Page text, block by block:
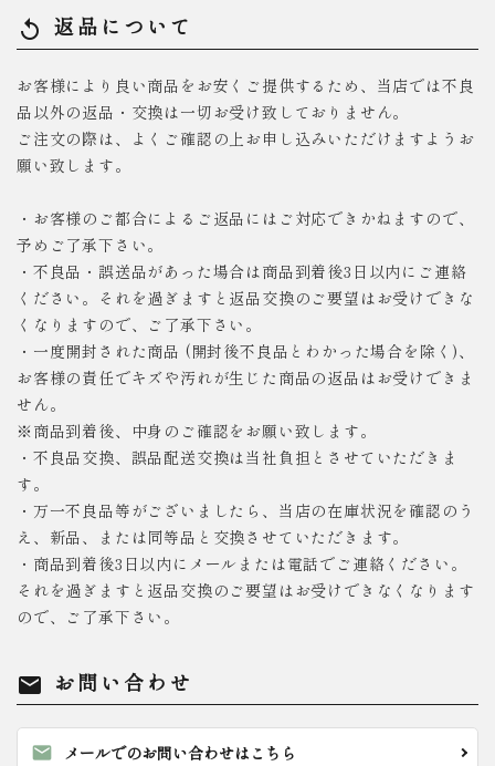
replay 返品について
お客様により良い商品をお安くご提供するため、当店では不良
品以外の返品・交換は一切お受け致しておりません。
ご注文の際は、よくご確認の上お申し込みいただけますようお
願い致します。
・お客様のご都合によるご返品にはご対応できかねますので、
予めご了承下さい。
・不良品・誤送品があった場合は商品到着後3日以内にご連絡
ください。それを過ぎますと返品交換のご要望はお受けできな
くなりますので、ご了承下さい。
・一度開封された商品 (開封後不良品とわかった場合を除く)、
お客様の責任でキズや汚れが生じた商品の返品はお受けできま
せん。
※商品到着後、中身のご確認をお願い致します。
・不良品交換、誤品配送交換は当社負担とさせていただきま
す。
・万一不良品等がございましたら、当店の在庫状況を確認のう
え、新品、または同等品と交換させていただきます。
・商品到着後3日以内にメールまたは電話でご連絡ください。
それを過ぎますと返品交換のご要望はお受けできなくなります
ので、ご了承下さい。
mail お問い合わせ
mail メールでのお問い合わせはこちら